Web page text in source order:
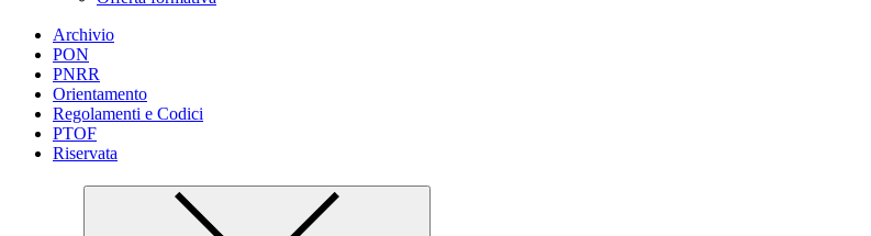
Archivio
PON
PNRR
Orientamento
Regolamenti e Codici
PTOF
Riservata